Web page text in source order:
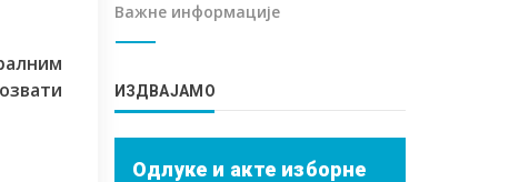
Важне информације
ИЗДВАЈАМО
Одлуке и акте изборне